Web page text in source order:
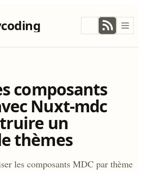
composants
Nuxt-mdc
un
thèmes
les composants MDC par thème